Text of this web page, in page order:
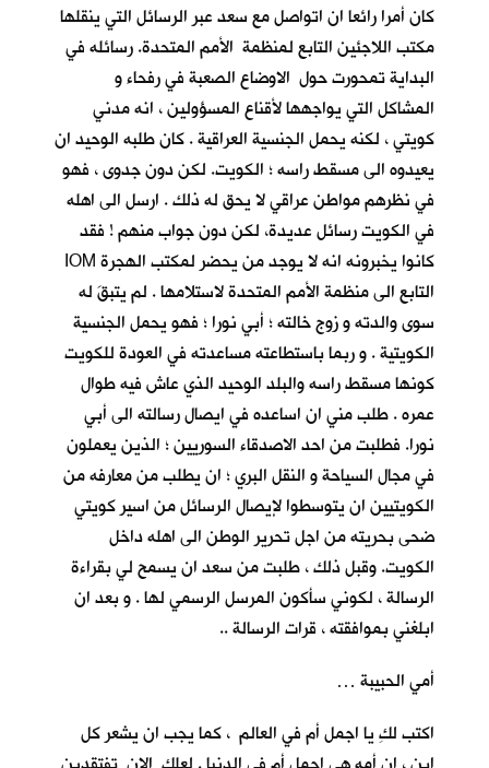
كان أمرا رائعا ان اتواصل مع سعد عبر الرسائل التي ينقلها
مكتب اللاجئين التابع لمنظمة الأمم المتحدة. رسائله في
البداية تمحورت حول الاوضاع الصعبة في رفحاء و
المشاكل التي يواجهها لأقناع المسؤولين ، انه مدني
كويتي ، لكنه يحمل الجنسية العراقية . كان طلبه الوحيد ان
يعيدوه الى مسقط راسه ؛ الكويت. لكن دون جدوى ، فهو
في نظرهم مواطن عراقي لا يحق له ذلك . ارسل الى اهله
في الكويت رسائل عديدة، لكن دون جواب منهم ! فقد
كانوا يخبرونه انه لا يوجد من يحضر لمكتب الهجرة IOM
التابع الى منظمة الأمم المتحدة لاستلامها . لم يتبقَ له
سوى والدته و زوج خالته ؛ أبي نورا ؛ فهو يحمل الجنسية
الكويتية . و ربما باستطاعته مساعدته في العودة للكويت
كونها مسقط راسه والبلد الوحيد الذي عاش فيه طوال
عمره . طلب مني ان اساعده في ايصال رسالته الى أبي
نورا. فطلبت من احد الاصدقاء السوريين ؛ الذين يعملون
في مجال السياحة و النقل البري ؛ ان يطلب من معارفه من
الكويتيين ان يتوسطوا لإيصال الرسائل من اسير كويتي
ضحى بحريته من اجل تحرير الوطن الى اهله داخل
الكويت. وقبل ذلك ، طلبت من سعد ان يسمح لي بقراءة
الرسالة ، لكوني سأكون المرسل الرسمي لها . و بعد ان
ابلغني بموافقته ، قرات الرسالة ..
أمي الحبيبة …
اكتب لكِ يا اجمل أم في العالم ، كما يجب ان يشعر كل